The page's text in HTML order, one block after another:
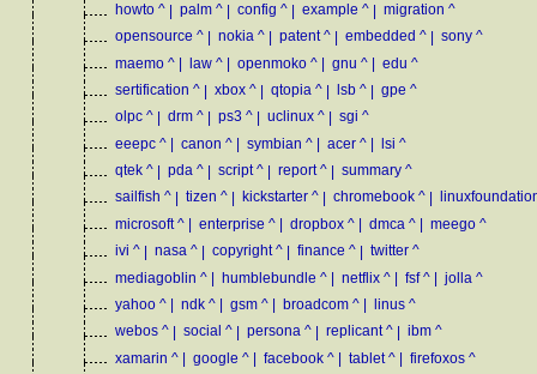
howto ^ | palm ^ | config ^ | example ^ | migration ^
opensource ^ | nokia ^ | patent ^ | embedded ^ | sony ^
maemo ^ | law ^ | openmoko ^ | gnu ^ | edu ^
sertification ^ | xbox ^ | qtopia ^ | lsb ^ | gpe ^
olpc ^ | drm ^ | ps3 ^ | uclinux ^ | sgi ^
eeepc ^ | canon ^ | symbian ^ | acer ^ | lsi ^
qtek ^ | pda ^ | script ^ | report ^ | summary ^
sailfish ^ | tizen ^ | kickstarter ^ | chromebook ^ |
microsoft ^ | enterprise ^ | dropbox ^ | dmca ^ | meego ^
ivi ^ | nasa ^ | copyright ^ | finance ^ | twitter ^
mediagoblin ^ | humblebundle ^ | netflix ^ | fsf ^ | jolla ^
yahoo ^ | ndk ^ | gsm ^ | broadcom ^ | linus ^
webos ^ | social ^ | persona ^ | replicant ^ | ibm ^
xamarin ^ | google ^ | facebook ^ | tablet ^ | firefoxos ^